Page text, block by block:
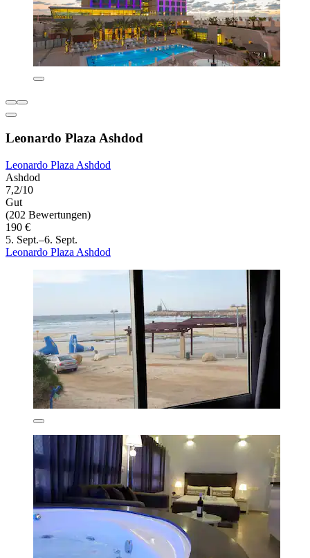
Leonardo Plaza Ashdod
Leonardo Plaza Ashdod
Ashdod
7,2/10
Gut
(202 Bewertungen)
190 €
5. Sept.–6. Sept.
Leonardo Plaza Ashdod